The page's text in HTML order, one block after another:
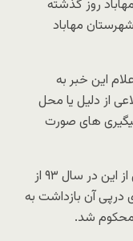
روز گذشته
شهرستان مهاباد
این خبر به
از دلیل یا محل
های صورت
لازم به یادآوری است امیر عبداللە زادە پیش از این در سال ۹۳ از
درپی آن بازداشت بە